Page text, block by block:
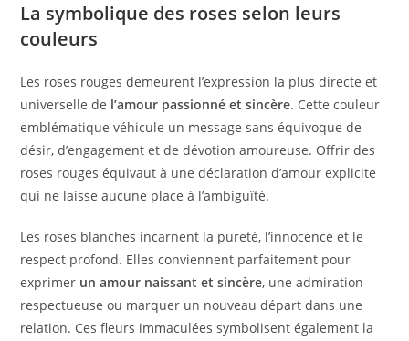
La symbolique des roses selon leurs
couleurs
Les roses rouges demeurent l’expression la plus directe et
universelle de l’amour passionné et sincère. Cette couleur
emblématique véhicule un message sans équivoque de
désir, d’engagement et de dévotion amoureuse. Offrir des
roses rouges équivaut à une déclaration d’amour explicite
qui ne laisse aucune place à l’ambiguïté.
Les roses blanches incarnent la pureté, l’innocence et le
respect profond. Elles conviennent parfaitement pour
exprimer un amour naissant et sincère, une admiration
respectueuse ou marquer un nouveau départ dans une
relation. Ces fleurs immaculées symbolisent également la